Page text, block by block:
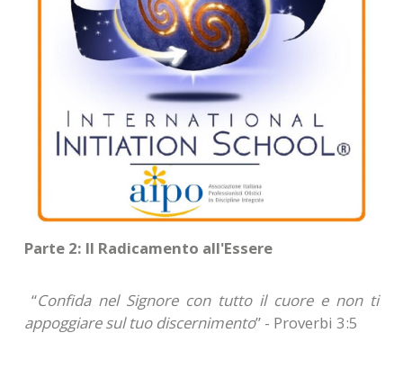
Parte 2: Il Radicamento all'Essere
“Confida nel Signore con tutto il cuore e non ti
appoggiare sul tuo discernimento” - Proverbi 3:5